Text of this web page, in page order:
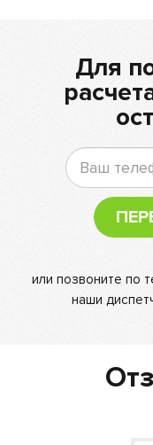
Для
или позвоните по
наши